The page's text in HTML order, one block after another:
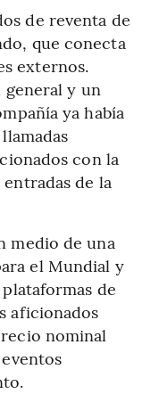
de reventa de
que conecta
externos.
general y un
ya había
con la
de la
medio de una
el Mundial y
de
aficionados
nominal